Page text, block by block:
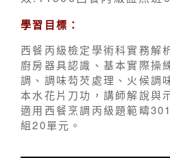
學習目標：
西餐丙級檢定學術科實務解
廚房器具認識、基本實際操
調、調味芶芡處理、火候調
本水花片刀功，講師解說與
適用西餐烹調丙級題範疇
組20單元。